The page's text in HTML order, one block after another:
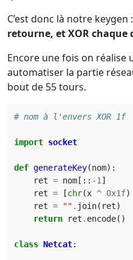
C’est donc là notre keygen :
retourne, et XOR chaque
Encore une fois on réalise
automatiser la partie
bout de 55 tours.
# nom à l'envers XOR 1f
import socket
def generateKey(nom):
ret = nom [:: -1 ]
ret = [chr(x ^ 0x1f)
ret = "" . join( ret)
return
ret . encode()
class Netcat: